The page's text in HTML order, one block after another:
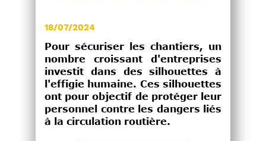
18/07/2024
Pour sécuriser les chantiers, un
nombre croissant d'entreprises
investit dans des silhouettes à
l'effigie humaine. Ces silhouettes
ont pour objectif de protéger leur
personnel contre les dangers liés
à la circulation routière.